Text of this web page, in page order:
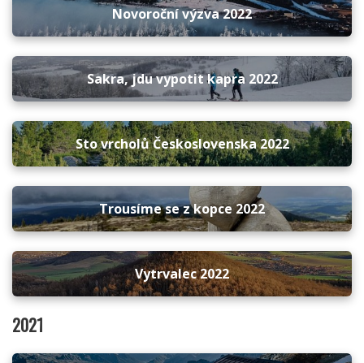
Novoroční výzva 2022
Sakra, jdu vypotit kapra 2022
Sto vrcholů Československa 2022
Trousíme se z kopce 2022
Vytrvalec 2022
2021